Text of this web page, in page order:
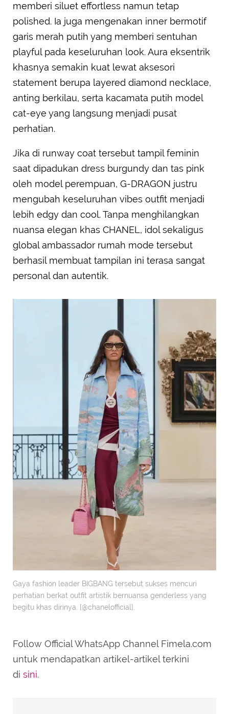
memberi siluet effortless namun tetap
polished. Ia juga mengenakan inner bermotif
garis merah putih yang memberi sentuhan
playful pada keseluruhan look. Aura eksentrik
khasnya semakin kuat lewat aksesori
statement berupa layered diamond necklace,
anting berkilau, serta kacamata putih model
cat-eye yang langsung menjadi pusat
perhatian.
Jika di runway coat tersebut tampil feminin
saat dipadukan dress burgundy dan tas pink
oleh model perempuan, G-DRAGON justru
mengubah keseluruhan vibes outfit menjadi
lebih edgy dan cool. Tanpa menghilangkan
nuansa elegan khas CHANEL, idol sekaligus
global ambassador rumah mode tersebut
berhasil membuat tampilan ini terasa sangat
personal dan autentik.
Gaya fashion leader BIGBANG tersebut sukses mencuri
perhatian berkat outfit artistik bernuansa genderless yang
begitu khas dirinya. [@chanelofficial].
Follow Official WhatsApp Channel Fimela.com
untuk mendapatkan artikel-artikel terkini
di sini.